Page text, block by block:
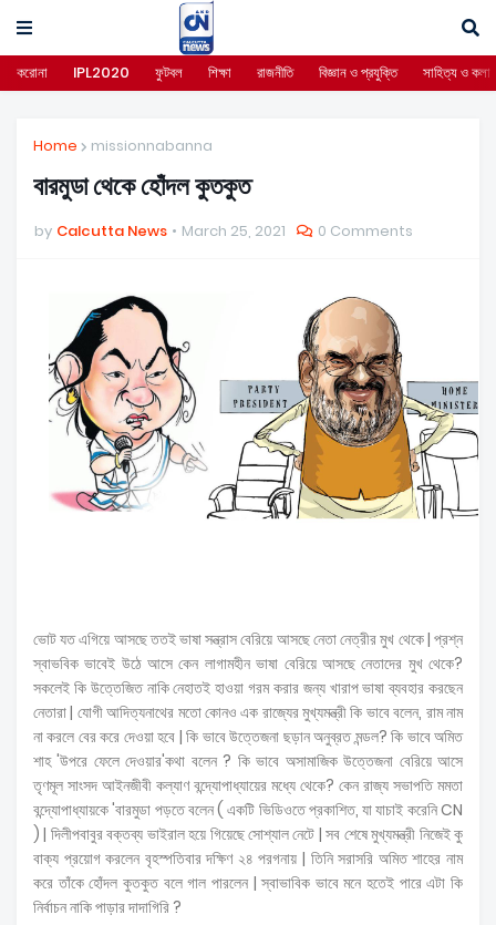
করোনা IPL2020 ফুটবল শিক্ষা রাজনীতি বিজ্ঞান ও প্রযুক্তি সাহিত্য ও কলা
Home missionnabanna
বারমুডা থেকে হোঁদল কুতকুত
by Calcutta News March 25, 2021 0 Comments
ভোট যত এগিয়ে আসছে ততই ভাষা সন্ত্রাস বেরিয়ে আসছে নেতা নেত্রীর মুখ থেকে | প্রশ্ন
স্বাভবিক ভাবেই উঠে আসে কেন লাগামহীন ভাষা বেরিয়ে আসছে নেতাদের মুখ থেকে?
সকলেই কি উত্তেজিত নাকি নেহাতই হাওয়া গরম করার জন্য খারাপ ভাষা ব্যবহার করছেন
নেতারা | যোগী আদিত্যনাথের মতো কোনও এক রাজ্যের মুখ্যমন্ত্রী কি ভাবে বলেন, রাম নাম
না করলে বের করে দেওয়া হবে | কি ভাবে উত্তেজনা ছড়ান অনুব্রত মন্ডল? কি ভাবে অমিত
শাহ 'উপরে ফেলে দেওয়ার'কথা বলেন ? কি ভাবে অসামাজিক উত্তেজনা বেরিয়ে আসে
তৃণমূল সাংসদ আইনজীবী কল্যাণ বন্দ্যোপাধ্যায়ের মধ্যে থেকে? কেন রাজ্য সভাপতি মমতা
বন্দ্যোপাধ্যায়কে 'বারমুডা পড়তে বলেন ( একটি ভিডিওতে প্রকাশিত, যা যাচাই করেনি CN
) | দিলীপবাবুর বক্তব্য ভাইরাল হয়ে গিয়েছে সোশ্যাল নেটে | সব শেষে মুখ্যমন্ত্রী নিজেই কু
বাক্য প্রয়োগ করলেন বৃহস্পতিবার দক্ষিণ ২৪ পরগনায় | তিনি সরাসরি অমিত শাহের নাম
করে তাঁকে হোঁদল কুতকুত বলে গাল পারলেন | স্বাভাবিক ভাবে মনে হতেই পারে এটা কি
নির্বাচন নাকি পাড়ার দাদাগিরি ?